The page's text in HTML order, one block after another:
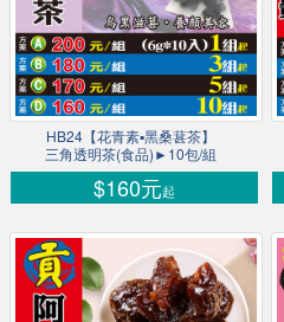
HB24【花青素▪黑桑葚茶】
三角透明茶(食品)►10包/組
$160元起